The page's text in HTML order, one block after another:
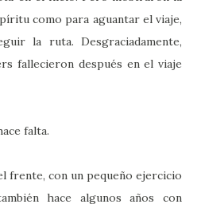
como para aguantar el viaje,
la ruta. Desgraciadamente,
fallecieron después en el viaje
falta.
frente, con un pequeño ejercicio
hace algunos años con